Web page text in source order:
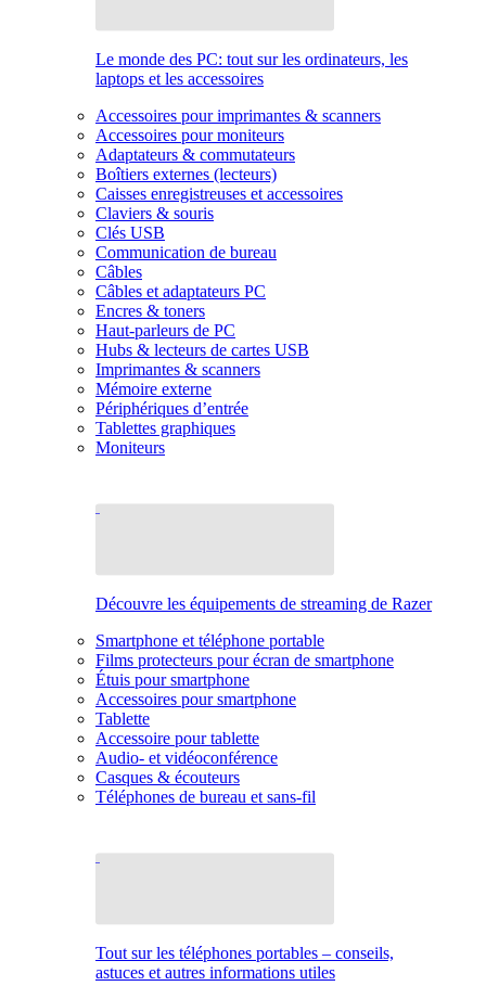
Le monde des PC: tout sur les ordinateurs, les
laptops et les accessoires
Accessoires pour imprimantes & scanners
Accessoires pour moniteurs
Adaptateurs & commutateurs
Boîtiers externes (lecteurs)
Caisses enregistreuses et accessoires
Claviers & souris
Clés USB
Communication de bureau
Câbles
Câbles et adaptateurs PC
Encres & toners
Haut-parleurs de PC
Hubs & lecteurs de cartes USB
Imprimantes & scanners
Mémoire externe
Périphériques d’entrée
Tablettes graphiques
Moniteurs
Découvre les équipements de streaming de Razer
Smartphone et téléphone portable
Films protecteurs pour écran de smartphone
Étuis pour smartphone
Accessoires pour smartphone
Tablette
Accessoire pour tablette
Audio- et vidéoconférence
Casques & écouteurs
Téléphones de bureau et sans-fil
Tout sur les téléphones portables – conseils,
astuces et autres informations utiles